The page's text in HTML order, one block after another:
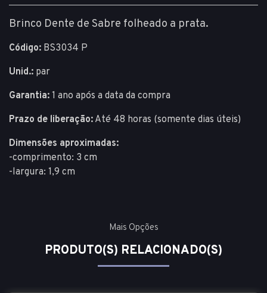
Brinco Dente de Sabre folheado a prata.
Código: BS3034 P
Unid.: par
Garantia: 1 ano após a data da compra
Prazo de liberação: Até 48 horas (somente dias úteis)
Dimensões aproximadas:
-comprimento: 3 cm
-largura: 1,9 cm
Mais Opções
PRODUTO(S) RELACIONADO(S)